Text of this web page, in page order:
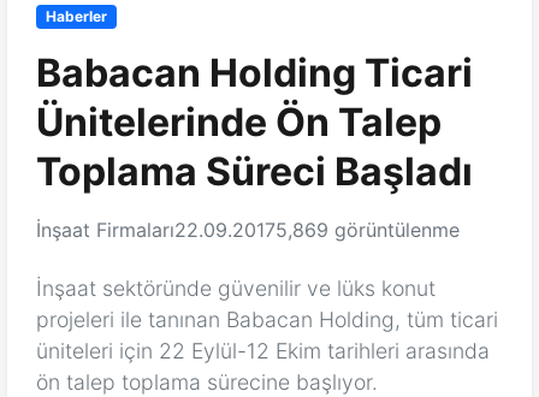
Haberler
Babacan Holding Ticari
Ünitelerinde Ön Talep
Toplama Süreci Başladı
İnşaat Firmaları22.09.20175,869 görüntülenme
İnşaat sektöründe güvenilir ve lüks konut
projeleri ile tanınan Babacan Holding, tüm ticari
üniteleri için 22 Eylül-12 Ekim tarihleri arasında
ön talep toplama sürecine başlıyor.